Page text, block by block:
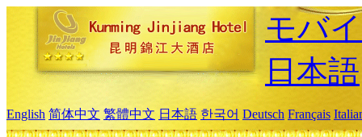
モバ
日本語
English 简体中文 繁體中文 日本語 한국어 Deutsch Français